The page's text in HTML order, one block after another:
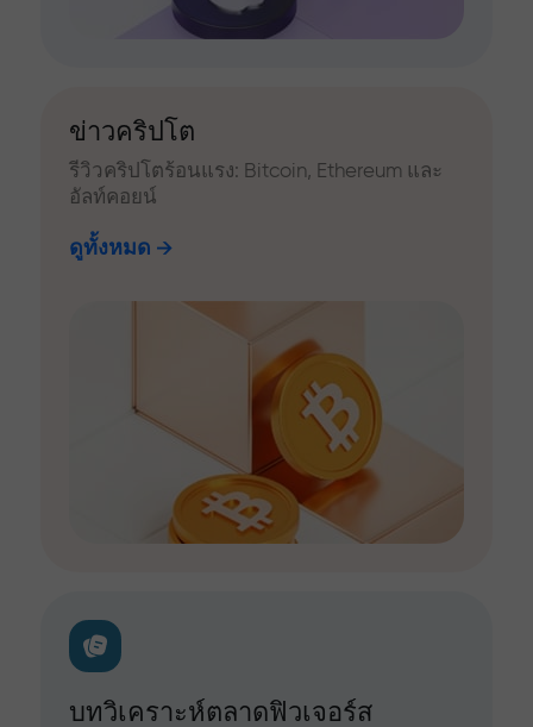
ข่าวคริปโต
รีวิวคริปโตร้อนแรง: Bitcoin, Ethereum และ
อัลท์คอยน์
ดูทั้งหมด
บทวิเคราะห์ตลาดฟิวเจอร์ส